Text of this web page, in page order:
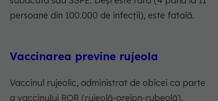
persoane din 100.000 de infecții), este fatală.
Vaccinarea previne rujeola
Vaccinul rujeolic, administrat de obicei ca parte
a vaccinului ROR (rujeolă-oreion-rubeolă),